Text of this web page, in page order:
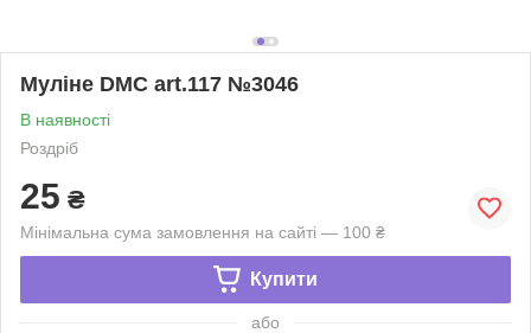
Муліне DMC art.117 №3046
В наявності
Роздріб
25 ₴
Мінімальна сума замовлення на сайті — 100 ₴
Купити
або